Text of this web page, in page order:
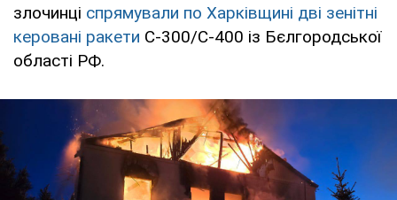
злочинці спрямували по Харківщині дві зенітні
керовані ракети С-300/С-400 із Бєлгородської
області РФ.